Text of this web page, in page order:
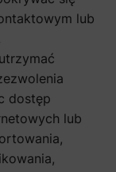
lub
dostęp
lub